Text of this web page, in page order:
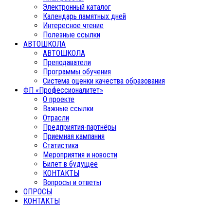
Электронный каталог
Календарь памятных дней
Интересное чтение
Полезные ссылки
АВТОШКОЛА
АВТОШКОЛА
Преподаватели
Программы обучения
Система оценки качества образования
ФП «Профессионалитет»
О проекте
Важные ссылки
Отрасли
Предприятия-партнёры
Приемная кампания
Статистика
Мероприятия и новости
Билет в будущее
КОНТАКТЫ
Вопросы и ответы
ОПРОСЫ
КОНТАКТЫ